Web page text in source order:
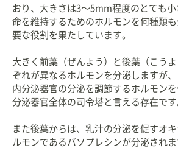
おり、大きさは3〜5mm程度のとても
命を維持するためのホルモンを何種類
要な役割を果たしています。
大きく前葉（ぜんよう）と後葉（こう
ぞれが異なるホルモンを分泌しますが
内分泌器官の分泌を調節するホルモン
分泌器官全体の司令塔と言える存在です
また後葉からは、乳汁の分泌を促すオ
ルモンであるバソプレシンが分泌されま